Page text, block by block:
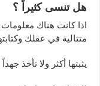
هل تنسى كثيراً ؟
اذا كانت هناك معلومات
متتالية في عقلك
يثبتها أكثر ولا تأخذ